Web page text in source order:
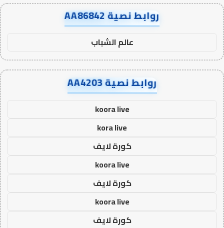
روابط نصية AA86842
عالم الشباب
روابط نصية AA4203
koora live
kora live
كورة لايف
koora live
كورة لايف
koora live
كورة لايف